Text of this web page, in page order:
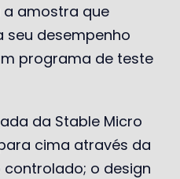
amostra que
seu desempenho
programa de teste
da Stable Micro
cima através da
o design